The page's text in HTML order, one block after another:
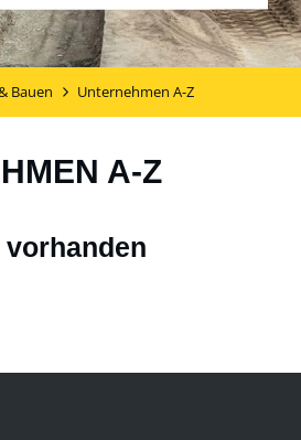
Bauen Unternehmen A-Z
A-Z
vorhanden